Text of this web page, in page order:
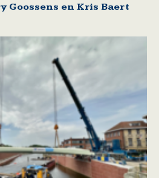
Goossens en Kris Baert